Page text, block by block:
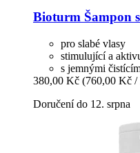
Bioturm Šampon
pro slabé vlasy
stimulující a
s jemnými
380,00 Kč (760,00 Kč /
Doručení do 12. srpna